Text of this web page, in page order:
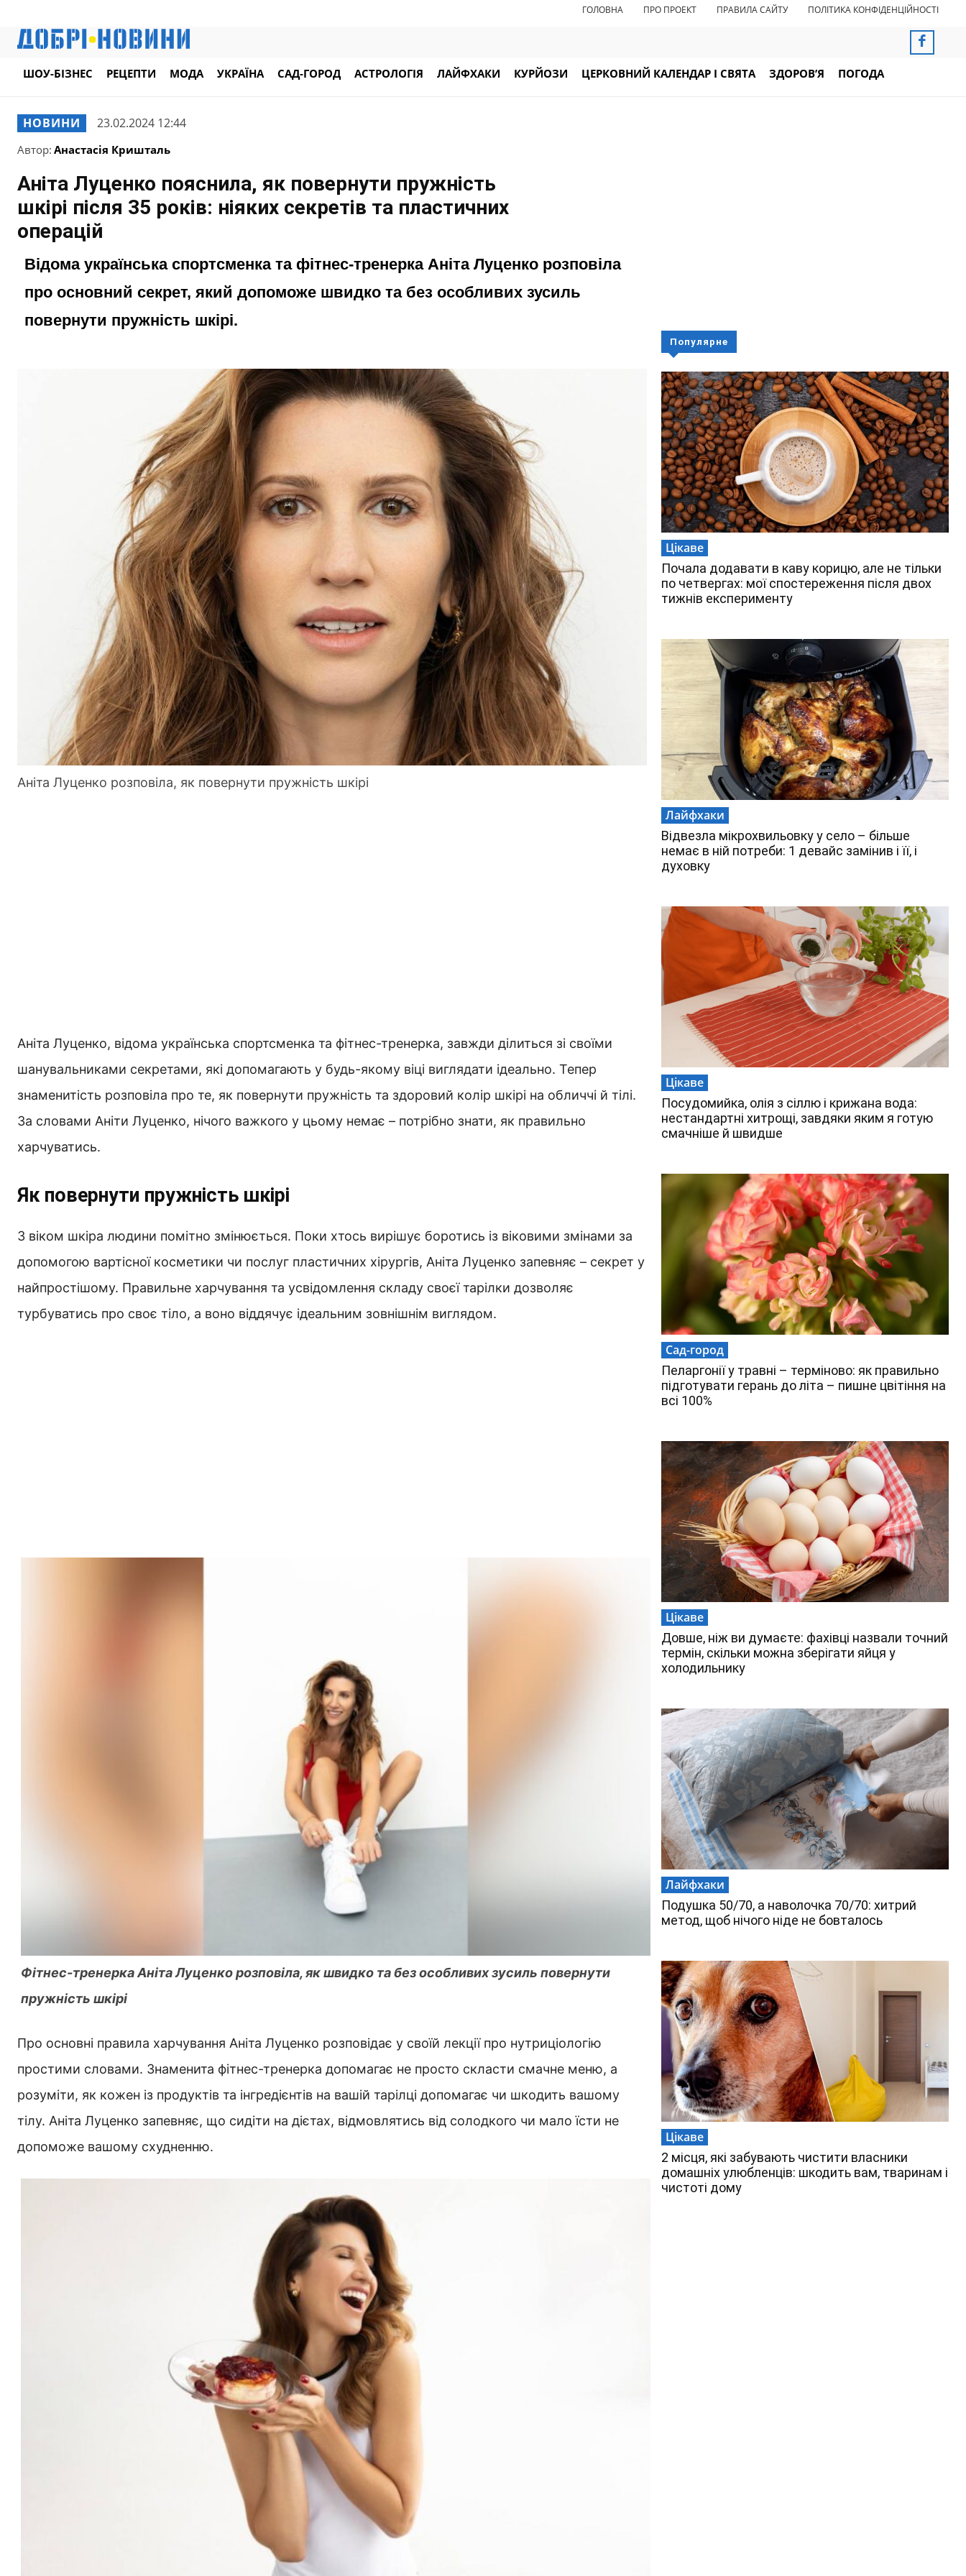
ГОЛОВНА ПРО ПРОЕКТ ПРАВИЛА САЙТУ ПОЛІТИКА КОНФІДЕНЦІЙНОСТІ
ШОУ-БІЗНЕС РЕЦЕПТИ МОДА УКРАЇНА САД-ГОРОД АСТРОЛОГІЯ ЛАЙФХАКИ КУРЙОЗИ ЦЕРКОВНИЙ КАЛЕНДАР І СВЯТА ЗДОРОВ’Я ПОГОДА
НОВИНИ 23.02.2024 12:44
Автор: Анастасія Кришталь
Аніта Луценко пояснила, як повернути пружність
шкірі після 35 років: ніяких секретів та пластичних
операцій
Відома українська спортсменка та фітнес-тренерка Аніта Луценко розповіла
про основний секрет, який допоможе швидко та без особливих зусиль
повернути пружність шкірі.
Аніта Луценко розповіла, як повернути пружність шкірі
Аніта Луценко, відома українська спортсменка та фітнес-тренерка, завжди ділиться зі своїми
шанувальниками секретами, які допомагають у будь-якому віці виглядати ідеально. Тепер
знаменитість розповіла про те, як повернути пружність та здоровий колір шкірі на обличчі й тілі.
За словами Аніти Луценко, нічого важкого у цьому немає – потрібно знати, як правильно
харчуватись.
Як повернути пружність шкірі
З віком шкіра людини помітно змінюється. Поки хтось вирішує боротись із віковими змінами за
допомогою вартісної косметики чи послуг пластичних хірургів, Аніта Луценко запевняє – секрет у
найпростішому. Правильне харчування та усвідомлення складу своєї тарілки дозволяє
турбуватись про своє тіло, а воно віддячує ідеальним зовнішнім виглядом.
Фітнес-тренерка Аніта Луценко розповіла, як швидко та без особливих зусиль повернути
пружність шкірі
Про основні правила харчування Аніта Луценко розповідає у своїй лекціїпро нутриціологію
простими словами. Знаменита фітнес-тренерка допомагає не просто скласти смачне меню, а
розуміти, як кожен із продуктів та інгредієнтів на вашій тарілці допомагає чи шкодить вашому
тілу. Аніта Луценко запевняє, що сидіти на дієтах, відмовлятись від солодкого чи мало їсти не
допоможе вашому схудненню.
Популярне
Цікаве
Почала додавати в каву корицю, але не тільки
по четвергах: мої спостереження після двох
тижнів експерименту
Лайфхаки
Відвезла мікрохвильовку у село – більше
немає в ній потреби: 1 девайс замінив і її, і
духовку
Цікаве
Посудомийка, олія з сіллю і крижана вода:
нестандартні хитрощі, завдяки яким я готую
смачніше й швидше
Сад-город
Пеларгонії у травні – терміново: як правильно
підготувати герань до літа – пишне цвітіння на
всі 100%
Цікаве
Довше, ніж ви думаєте: фахівці назвали точний
термін, скільки можна зберігати яйця у
холодильнику
Лайфхаки
Подушка 50/70, а наволочка 70/70: хитрий
метод, щоб нічого ніде не бовталось
Цікаве
2 місця, які забувають чистити власники
домашніх улюбленців: шкодить вам, тваринам і
чистоті дому